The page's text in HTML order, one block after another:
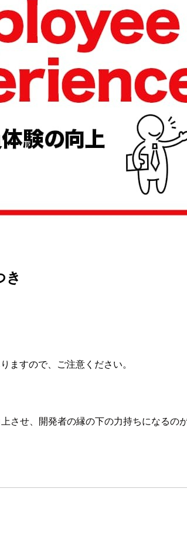
き
ますので、ご注意ください。
させ、開発者の縁の下の力持ちになるの